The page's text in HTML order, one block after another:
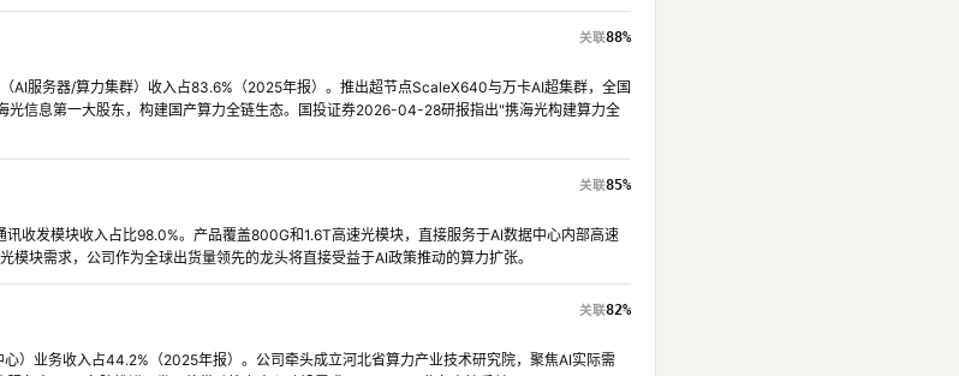
88%
AI服务器/算力集群）收入占83.6%（2025年报）。推出超节点ScaleX640与万卡AI超集群，全国
光信息第一大股东，构建国产算力全链生态。国投证券2026-04-28研报指出"携海光构建算力全
85%
收发模块收入占比98.0%。产品覆盖800G和1.6T高速光模块，直接服务于AI数据中心内部高速
模块需求，公司作为全球出货量领先的龙头将直接受益于AI政策推动的算力扩张。
82%
）业务收入占44.2%（2025年报）。公司牵头成立河北省算力产业技术研究院，聚焦AI实际需